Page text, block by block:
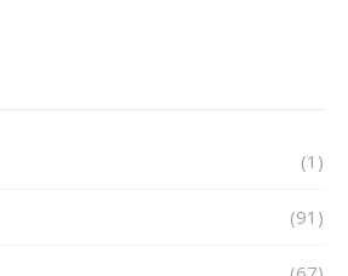
(1)
(91)